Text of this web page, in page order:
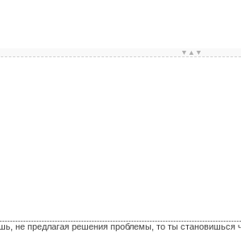
▼▲▼
не предлагая решения проблемы, то ты становишься